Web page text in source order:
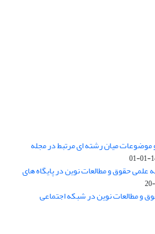
موضوعات میان رشته ای مرتبط در مجله
علمی حقوق و مطالعات نوین در پایگاه های
و مطالعات نوین در شبکه اجتماعی